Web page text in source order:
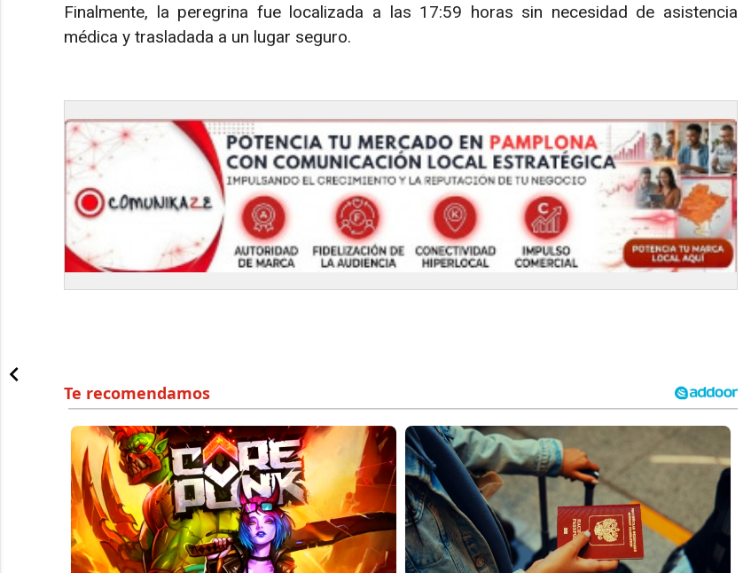
Finalmente, la peregrina fue localizada a las 17:59 horas sin necesidad de asistencia
médica y trasladada a un lugar seguro.